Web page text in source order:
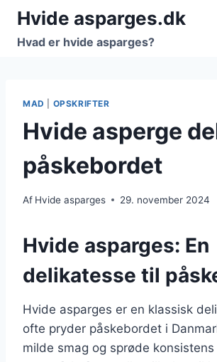
Fortsæt
indhold
Hvide asparges.dk
Hvad er hvide asparges?
MAD OPSKRIFTER
Hvide asperge
påskebordet
Af Hvide asparges 29. november 2024
Hvide asparges: En
delikatesse til
Hvide asparges er en klassisk
ofte pryder påskebordet i
milde smag og sprøde